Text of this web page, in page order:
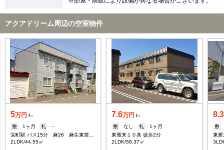
アクアドリーム周辺の空室物件
5万円 /--
敷
1ヶ月 礼
--
栄町駅 バス15分 麻26 麻生東苗穂線 東苗穂10条3丁目下車：停歩10分
2LDK/44.55㎡
7.6万円 /--
敷
なし 礼
1ヶ月
東雁来１０条 徒歩2分
2LDK/58.37㎡
8.3
敷
東雁